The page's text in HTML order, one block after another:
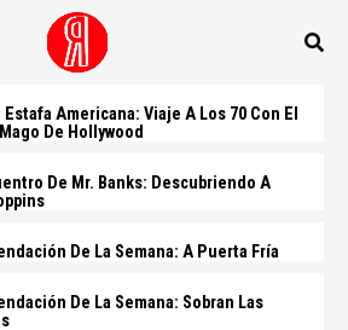
Estafa Americana: Viaje A Los 70 Con El
De Hollywood
De Mr. Banks: Descubriendo A
De La Semana: A Puerta Fría
De La Semana: Sobran Las